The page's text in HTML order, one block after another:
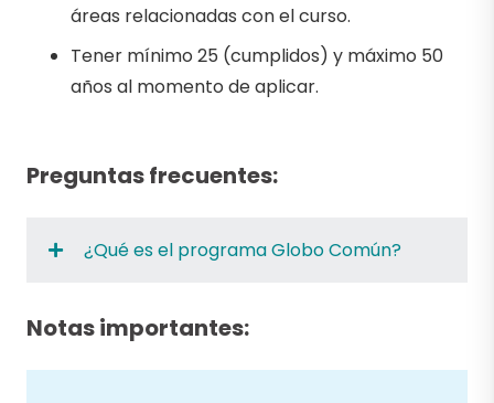
áreas relacionadas con el curso.
Tener mínimo 25 (cumplidos) y máximo 50
años al momento de aplicar.
Preguntas frecuentes:
¿Qué es el programa Globo Común?
Notas importantes: